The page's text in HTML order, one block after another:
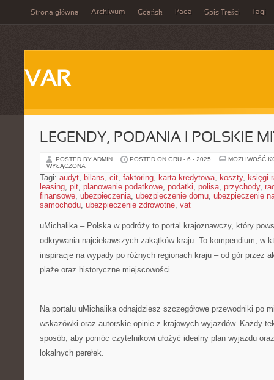
Strona główna Archiwum Gdańsk Pada Spis Treści Tagi
VAR
LEGENDY, PODANIA I POLSKIE
POSTED BY ADMIN POSTED ON GRU - 6 - 2025
MOŻLIWOŚĆ
WYŁĄCZONA
Tagi: audyt, bilans, cit, faktoring, karta kredytowa, koszty, księgi
leasing, pit, planowanie podatkowe, podatki, polisa, przychody,
finansowe, ubezpieczenia, ubezpieczenie domu, ubezpieczenie
samochodu, ubezpieczenie zdrowotne, vat
uMichalika – Polska w podróży to portal krajoznawczy, który
odkrywania najciekawszych zakątków kraju. To kompendium, w
inspiracje na wypady po różnych regionach kraju – od gór przez
plaże oraz historyczne miejscowości.
Na portalu uMichalika odnajdziesz szczegółowe przewodniki po
wskazówki oraz autorskie opinie z krajowych wyjazdów. Każdy
sposób, aby pomóc czytelnikowi ułożyć idealny plan wyjazdu
lokalnych perełek.